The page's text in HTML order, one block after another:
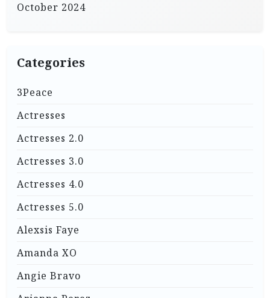
October 2024
Categories
3Peace
Actresses
Actresses 2.0
Actresses 3.0
Actresses 4.0
Actresses 5.0
Alexsis Faye
Amanda XO
Angie Bravo